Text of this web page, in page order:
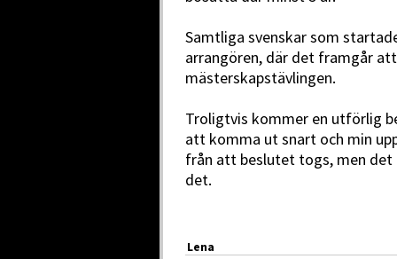
Samtliga svenskar som
arrangören, där det framgår
mästerskapstävlingen.
Troligtvis kommer en utförlig
att komma ut snart och min
från att beslutet togs, men det
det.
Lena